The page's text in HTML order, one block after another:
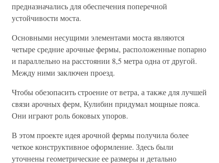
предназначались для обеспечения поперечной
устойчивости моста.
Основными несущими элементами моста являются
четыре средние арочные фермы, расположенные попарно
и параллельно на расстоянии 8,5 метра одна от другой.
Между ними заключен проезд.
Чтобы обезопасить строение от ветра, а также для лучшей
связи арочных ферм, Кулибин придумал мощные пояса.
Они играют роль боковых упоров.
В этом проекте идея арочной фермы получила более
четкое конструктивное оформление. Здесь были
уточнены геометрические ее размеры и детально